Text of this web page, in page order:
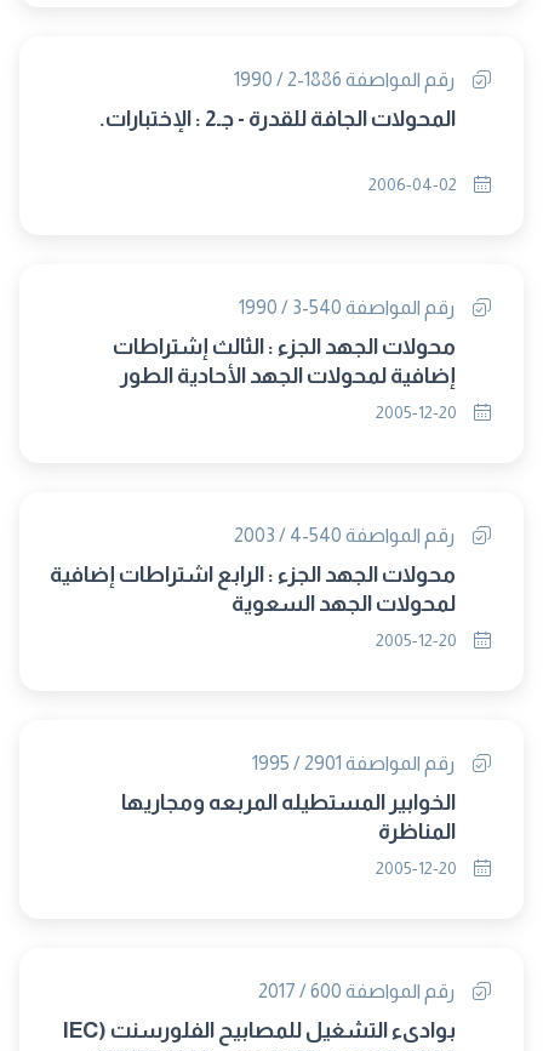
رقم المواصفة 1886-2 / 1990
المحولات الجافة للقدرة - جـ2 : الإختبارات.
رقم المواصفة 540-3 / 1990
محولات الجهد الجزء : الثالث إشتراطات
إضافية لمحولات الجهد الأحادية الطور
المستخدمة فى الوقاية
رقم المواصفة 540-4 / 2003
محولات الجهد الجزء : الرابع اشتراطات إضافية
لمحولات الجهد السعوية
رقم المواصفة 2901 / 1995
الخوابير المستطيله المربعه ومجاريها
المناظرة
رقم المواصفة 600 / 2017
بوادىء التشغيل للمصابيح الفلورسنت (IEC